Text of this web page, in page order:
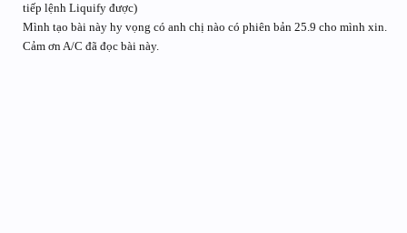
tiếp lệnh Liquify được)
Mình tạo bài này hy vọng có anh chị nào có phiên bản 25.9 cho mình xin.
Cảm ơn A/C đã đọc bài này.